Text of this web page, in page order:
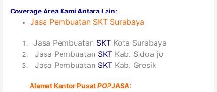
Coverage Area Kami Antara Lain:
Jasa Pembuatan SKT Surabaya
1Jasa Pembuatan SKT Kota Surabaya
2Jasa Pembuatan SKT Kab. Sidoarjo
3Jasa Pembuatan SKT Kab. Gresik
Alamat Kantor PusatPOPJASA: